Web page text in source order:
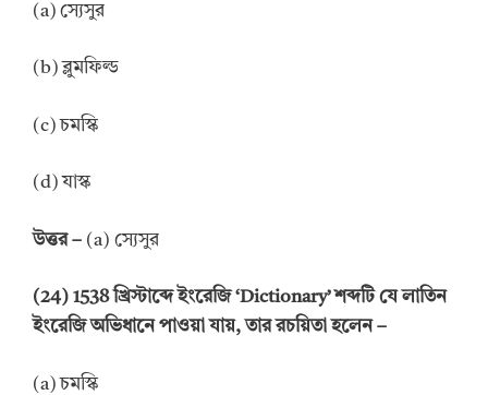
(a) স্যেসুর
(b) ব্লুমফিল্ড
(c) চমস্কি
(d) যাস্ক
উত্তর – (a) স্যেসুর
(24) 1538 খ্রিস্টাব্দে ইংরেজি ‘Dictionary’ শব্দটি যে লাতিন
ইংরেজি অভিধানে পাওয়া যায়, তার রচয়িতা হলেন –
(a) চমস্কি